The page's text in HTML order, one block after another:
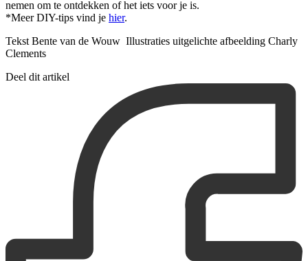
nemen om te ontdekken of het iets voor je is.
*Meer DIY-tips vind je hier.
Tekst Bente van de Wouw Illustraties uitgelichte afbeelding Charly
Clements
Deel dit artikel